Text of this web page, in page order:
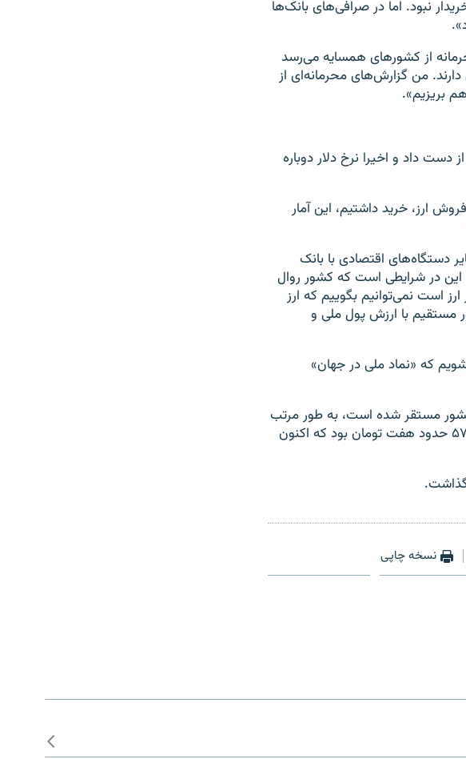
کس خریدار نبود. اما در صرافی‌های بانک‌ها
از کشورهای همسایه می‌رسد
دارند. من گزارش‌های محرمانه‌ای از
هم بریزیم».
داد و اخیرا نرخ دلار دوباره
شنبه «۱۰ برابر میزان فروش ارز، خرید داشتیم، این آمار
دستگاه‌های اقتصادی با بانک
در شرایطی است که کشور روال
است نمی‌توانیم بگوییم که ارز
مستقیم با ارزش پول ملی و
که «نماد ملی در جهان»
مستقر شده است، به طور مرتب
رو به کاهش بوده است. آخرین قیمت دلار پیش از انقلاب بهمن ۵۷ حدود هفت تومان بود که اکنون
نسخه چاپی